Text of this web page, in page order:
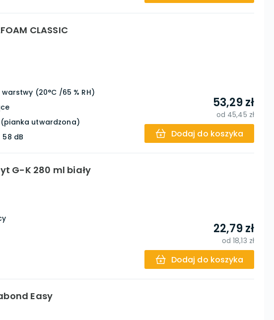
CLASSIC
(20°C /65 % RH)
(pianka utwardzona)
58 dB
53,29 zł
od 45,45 zł
Dodaj do koszyka
G-K 280 ml biały
22,79 zł
od18,13 zł
Dodaj do koszyka
Easy